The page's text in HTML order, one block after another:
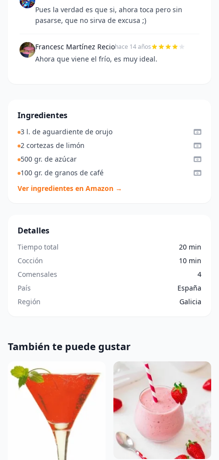
Pues la verdad es que si, ahora toca pero sin
pasarse, que no sirva de excusa ;)
Francesc Martínez Reciohace 14 años
Ahora que viene el frío, es muy ideal.
Ingredientes
3 l. de aguardiente de orujo
2 cortezas de limón
500 gr. de azúcar
100 gr. de granos de café
Ver ingredientes en Amazon →
Detalles
Tiempo total
20 min
Cocción
10 min
Comensales
4
País
España
Región
Galicia
También te puede gustar